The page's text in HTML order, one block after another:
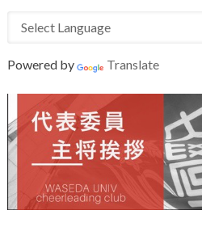
Powered by Translate